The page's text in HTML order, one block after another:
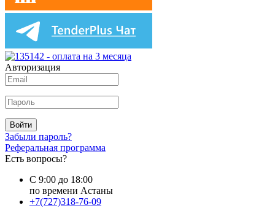
Авторизация
Войти
Забыли пароль?
Реферальная программа
Есть вопросы?
С 9:00 до 18:00
по времени Астаны
+7(727)318-76-09